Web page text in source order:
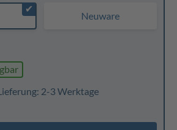
✔
Neuware
2-3 Werktage